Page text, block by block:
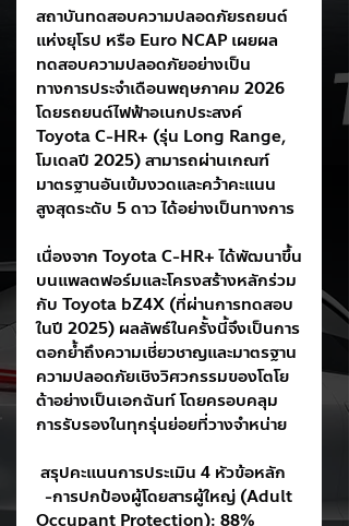
สถาบันทดสอบความปลอดภัยรถยนต์
แห่งยุโรป หรือ Euro NCAP เผยผล
ทดสอบความปลอดภัยอย่างเป็น
ทางการประจำเดือนพฤษภาคม 2026
โดยรถยนต์ไฟฟ้าอเนกประสงค์
Toyota C-HR+ (รุ่น Long Range,
โมเดลปี 2025) สามารถผ่านเกณฑ์
มาตรฐานอันเข้มงวดและคว้าคะแนน
สูงสุดระดับ 5 ดาว ได้อย่างเป็นทางการ
เนื่องจาก Toyota C-HR+ ได้พัฒนาขึ้น
บนแพลตฟอร์มและโครงสร้างหลักร่วม
กับ Toyota bZ4X (ที่ผ่านการทดสอบ
ในปี 2025) ผลลัพธ์ในครั้งนี้จึงเป็นการ
ตอกย้ำถึงความเชี่ยวชาญและมาตรฐาน
ความปลอดภัยเชิงวิศวกรรมของโตโย
ต้าอย่างเป็นเอกฉันท์ โดยครอบคลุม
การรับรองในทุกรุ่นย่อยที่วางจำหน่าย
สรุปคะแนนการประเมิน 4 หัวข้อหลัก
Occupant Protection): 88%